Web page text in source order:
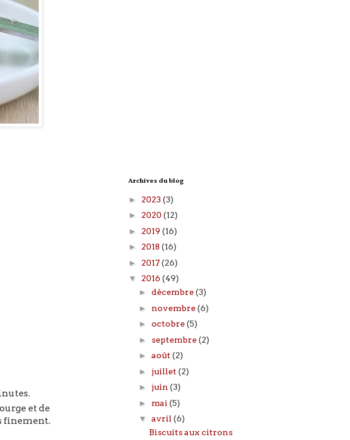
et de
finement.
Archives du blog
► 2023 (3)
► 2020 (12)
► 2019 (16)
► 2018 (16)
► 2017(26)
▼ 2016 (49)
► décembre(3)
► novembre(6)
► octobre(5)
► septembre(2)
► août (2)
► juillet (2)
► juin (3)
► mai (5)
▼ avril (6)
Biscuits aux citrons